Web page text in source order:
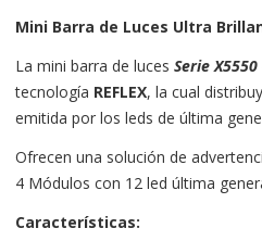
Mini Barra de Luces Ultra
La mini barra de luces Serie X5550
tecnología REFLEX, la cual
emitida por los leds de última
Ofrecen una solución de
4 Módulos con 12 led última
Características: